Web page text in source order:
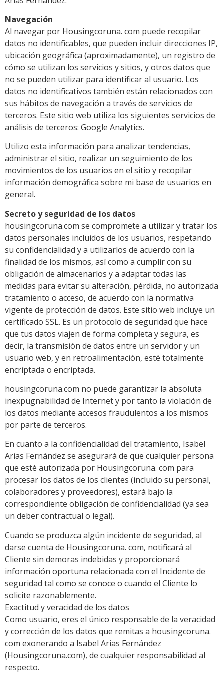
Navegación
Al navegar por Housingcoruna. com puede recopilar
datos no identificables, que pueden incluir direcciones IP,
ubicación geográfica (aproximadamente), un registro de
cómo se utilizan los servicios y sitios, y otros datos que
no se pueden utilizar para identificar al usuario. Los
datos no identificativos también están relacionados con
sus hábitos de navegación a través de servicios de
terceros. Este sitio web utiliza los siguientes servicios de
análisis de terceros: Google Analytics.
Utilizo esta información para analizar tendencias,
administrar el sitio, realizar un seguimiento de los
movimientos de los usuarios en el sitio y recopilar
información demográfica sobre mi base de usuarios en
general.
Secreto y seguridad de los datos
housingcoruna.com se compromete a utilizar y tratar los
datos personales incluidos de los usuarios, respetando
su confidencialidad y a utilizarlos de acuerdo con la
finalidad de los mismos, así como a cumplir con su
obligación de almacenarlos y a adaptar todas las
medidas para evitar su alteración, pérdida, no autorizada
tratamiento o acceso, de acuerdo con la normativa
vigente de protección de datos. Este sitio web incluye un
certificado SSL. Es un protocolo de seguridad que hace
que tus datos viajen de forma completa y segura, es
decir, la transmisión de datos entre un servidor y un
usuario web, y en retroalimentación, esté totalmente
encriptada o encriptada.
housingcoruna.com no puede garantizar la absoluta
inexpugnabilidad de Internet y por tanto la violación de
los datos mediante accesos fraudulentos a los mismos
por parte de terceros.
En cuanto a la confidencialidad del tratamiento, Isabel
Arias Fernández se asegurará de que cualquier persona
que esté autorizada por Housingcoruna. com para
procesar los datos de los clientes (incluido su personal,
colaboradores y proveedores), estará bajo la
correspondiente obligación de confidencialidad (ya sea
un deber contractual o legal).
Cuando se produzca algún incidente de seguridad, al
darse cuenta de Housingcoruna. com, notificará al
Cliente sin demoras indebidas y proporcionará
información oportuna relacionada con el Incidente de
seguridad tal como se conoce o cuando el Cliente lo
solicite razonablemente.
Exactitud y veracidad de los datos
Como usuario, eres el único responsable de la veracidad
y corrección de los datos que remitas a housingcoruna.
com exonerando a Isabel Arias Fernández
(Housingcoruna.com), de cualquier responsabilidad al
respecto.